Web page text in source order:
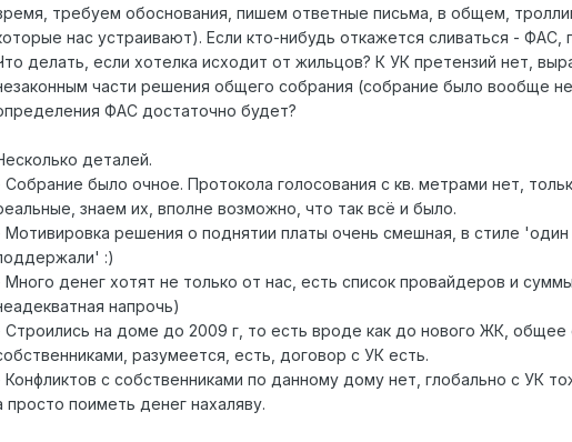
требуем обоснования, пишем ответные письма, в общем,
нас устраивают). Если кто-нибудь откажется сливаться - ФАС,
делать, если хотелка исходит от жильцов? К УК претензий нет,
части решения общего собрания (собрание было вообще
ФАС достаточно будет?
деталей.
Собрание было очное. Протокола голосования с кв. метрами нет,
знаем их, вполне возможно, что так всё и было.
Мотивировка решения о поднятии платы очень смешная, в стиле
:)
Много денег хотят не только от нас, есть список провайдеров и
напрочь)
Строились на доме до 2009 г, то есть вроде как до нового ЖК, общее
разумеется, есть, договор с УК есть.
Конфликтов с собственниками по данному дому нет, глобально с УК
просто поиметь денег нахаляву.